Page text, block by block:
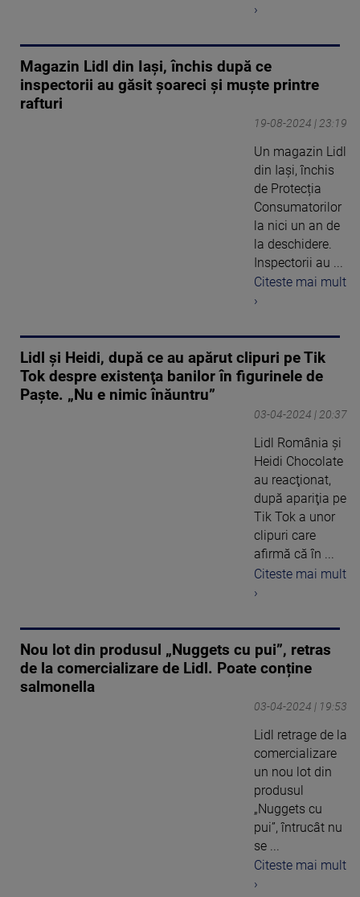
›
Magazin Lidl din Iași, închis după ce
inspectorii au găsit șoareci și muște printre
rafturi
19-08-2024 | 23:19
Un magazin Lidl
din Iași, închis
de Protecția
Consumatorilor
la nici un an de
la deschidere.
Inspectorii au ...
Citeste mai mult
›
Lidl şi Heidi, după ce au apărut clipuri pe Tik
Tok despre existenţa banilor în figurinele de
Paşte. „Nu e nimic înăuntru”
03-04-2024 | 20:37
Lidl România şi
Heidi Chocolate
au reacţionat,
după apariţia pe
Tik Tok a unor
clipuri care
afirmă că în ...
Citeste mai mult
›
Nou lot din produsul „Nuggets cu pui”, retras
de la comercializare de Lidl. Poate conține
salmonella
03-04-2024 | 19:53
Lidl retrage de la
comercializare
un nou lot din
produsul
„Nuggets cu
pui”, întrucât nu
se ...
Citeste mai mult
›